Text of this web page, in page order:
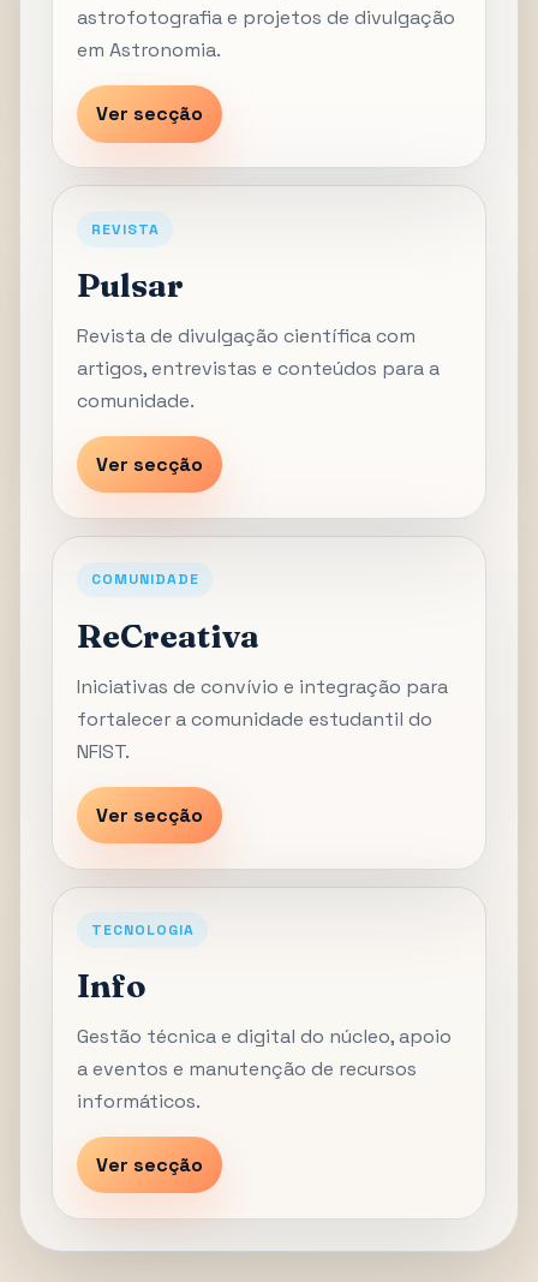
astrofotografia e projetos de divulgação
em Astronomia.
Ver secção
REVISTA
Pulsar
Revista de divulgação científica com
artigos, entrevistas e conteúdos para a
comunidade.
Ver secção
COMUNIDADE
ReCreativa
Iniciativas de convívio e integração para
fortalecer a comunidade estudantil do
NFIST.
Ver secção
TECNOLOGIA
Info
Gestão técnica e digital do núcleo, apoio
a eventos e manutenção de recursos
informáticos.
Ver secção